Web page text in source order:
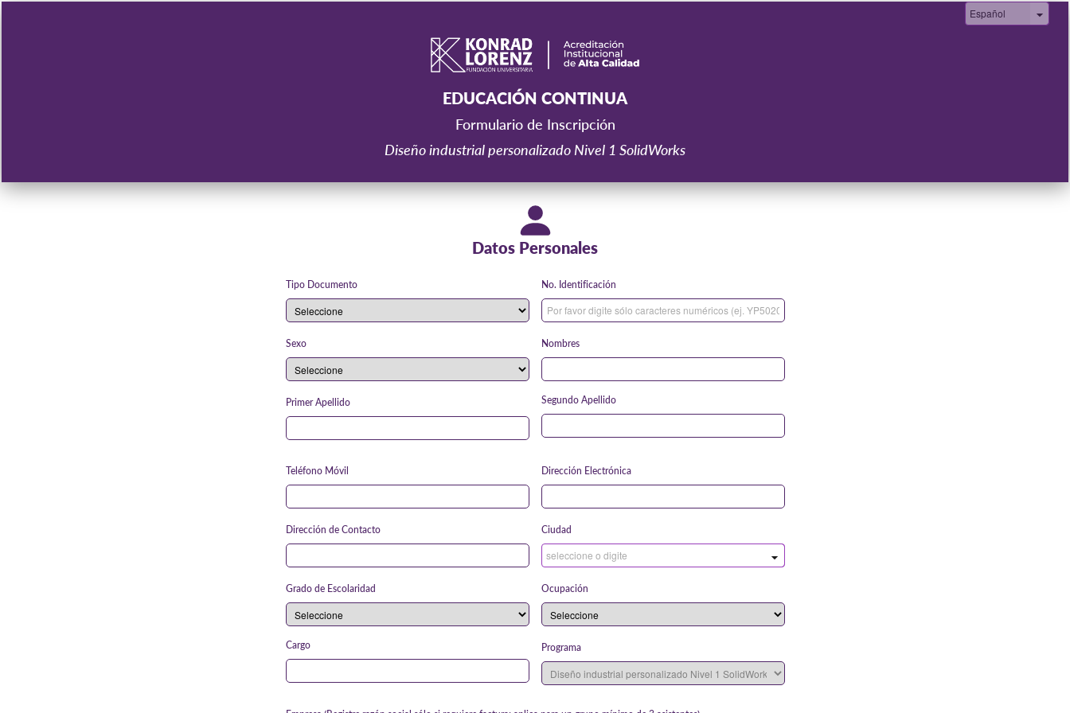
EDUCACIÓN CONTINUA
Formulario de Inscripción
Diseño industrial personalizado Nivel 1 SolidWorks
Datos Personales
Tipo Documento* No. Identificación
Sexo* Nombres*
Primer Apellido* Segundo Apellido
Teléfono Móvil Dirección Electrónica*
Dirección de Contacto* Ciudad
Grado de Escolaridad Ocupación
Cargo Programa*